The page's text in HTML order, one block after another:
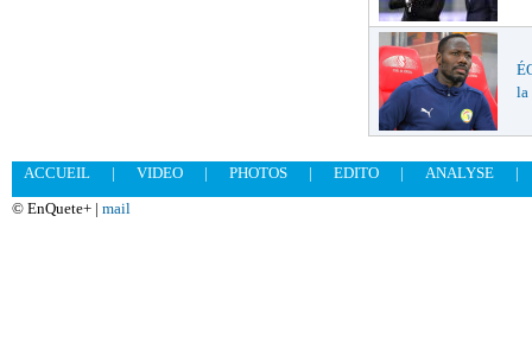
la
ACCUEIL | VIDEO | PHOTOS | EDITO | ANALYSE
|
© EnQuete+ | mail